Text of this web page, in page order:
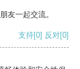
友一起交流。
支持[0] 反对[0]